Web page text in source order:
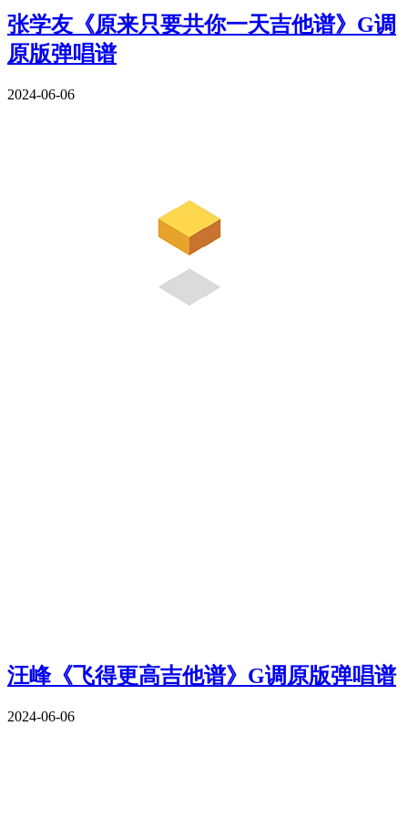
张学友《原来只要共你一天吉他谱》G调
原版弹唱谱
2024-06-06
汪峰《飞得更高吉他谱》G调原版弹唱谱
2024-06-06